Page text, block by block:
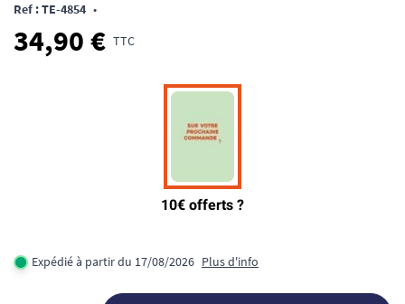
Ref : TE-4854 •
34,90 € TTC
Expédié à partir du 17/08/2026 Plus d'info